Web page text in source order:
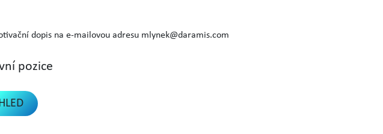
dopis na e-mailovou adresu mlynek@daramis.com
pozice